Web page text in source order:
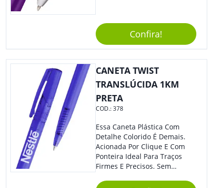
Confira!
CANETA TWIST
TRANSLÚCIDA 1KM
PRETA
COD.:378
Essa Caneta Plástica Com
Detalhe Colorido É Demais.
Acionada Por Clique E Com
Ponteira Ideal Para Traços
Firmes E Precisos. Sem
Brinde Para Representar Sua